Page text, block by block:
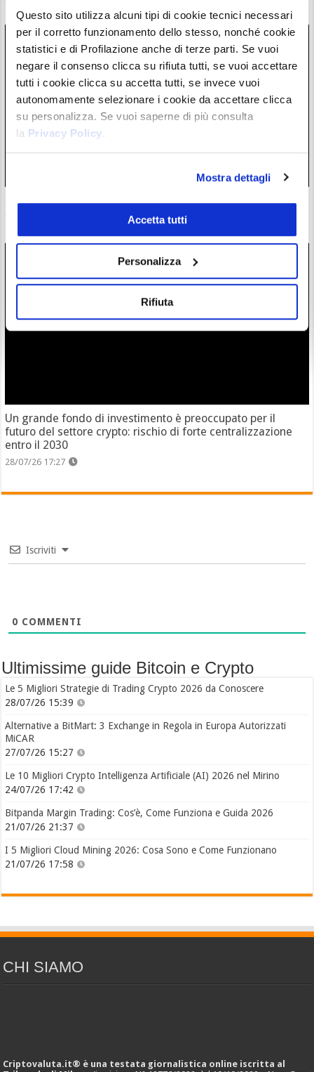
Questo sito utilizza alcuni tipi di cookie tecnici necessari
per il corretto funzionamento dello stesso, nonché cookie
statistici e di Profilazione anche di terze parti. Se vuoi
negare il consenso clicca su rifiuta tutti, se vuoi accettare
tutti i cookie clicca su accetta tutti, se invece vuoi
autonomamente selezionare i cookie da accettare clicca
su personalizza. Se vuoi saperne di più consulta
la Privacy Policy.
Mostra dettagli
Accetta tutti
Personalizza
Rifiuta
28/07/26 20:17
Zcash completa l’atteso aggiornamento Ironwood: la supply
Un grande fondo di investimento è preoccupato per il
futuro del settore crypto: rischio di forte centralizzazione
entro il 2030
28/07/26 17:27
Iscriviti
0 COMMENTI
Ultimissime guide Bitcoin e Crypto
Le 5 Migliori Strategie di Trading Crypto 2026 da Conoscere
28/07/26 15:39
Alternative a BitMart: 3 Exchange in Regola in Europa Autorizzati
MiCAR
27/07/26 15:27
Le 10 Migliori Crypto Intelligenza Artificiale (AI) 2026 nel Mirino
24/07/26 17:42
Bitpanda Margin Trading: Cos’è, Come Funziona e Guida 2026
21/07/26 21:37
I 5 Migliori Cloud Mining 2026: Cosa Sono e Come Funzionano
21/07/26 17:58
CHI SIAMO
Criptovaluta.it® è una testata giornalistica online iscritta al